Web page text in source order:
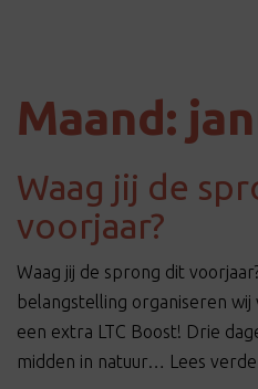
Maand:
Waag jij de
voorjaar?
Waag jij de sprong dit
belangstelling organiseren
een extra LTC Boost! Drie
midden in natuur… Lees